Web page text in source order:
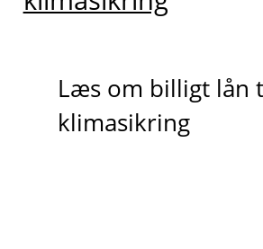
Læs om billigt lån
klimasikring